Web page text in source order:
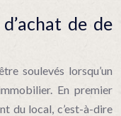
de de
lorsqu’un
En premier
du local, c’est-à-dire